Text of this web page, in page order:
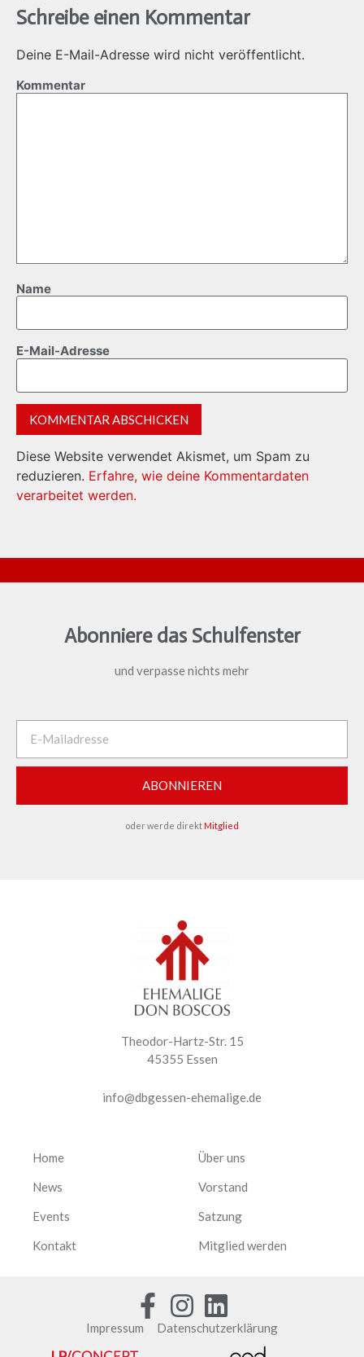
Schreibe einen Kommentar
Deine E-Mail-Adresse wird nicht veröffentlicht.
Kommentar
Name
E-Mail-Adresse
Diese Website verwendet Akismet, um Spam zu
reduzieren. Erfahre, wie deine Kommentardaten
verarbeitet werden.
Abonniere das Schulfenster
und verpasse nichts mehr
ABONNIEREN
oder werde direkt Mitglied
Theodor-Hartz-Str. 15
45355 Essen
info@dbgessen-ehemalige.de
Home
News
Events
Kontakt
Über uns
Vorstand
Satzung
Mitglied werden
Impressum Datenschutzerklärung